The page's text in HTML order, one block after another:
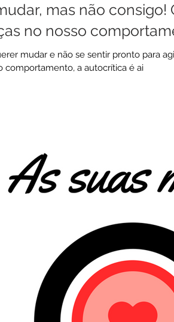
mas não consigo!
no nosso
mudar e não se sentir pronto para
comportamento, a autocrítica é ai